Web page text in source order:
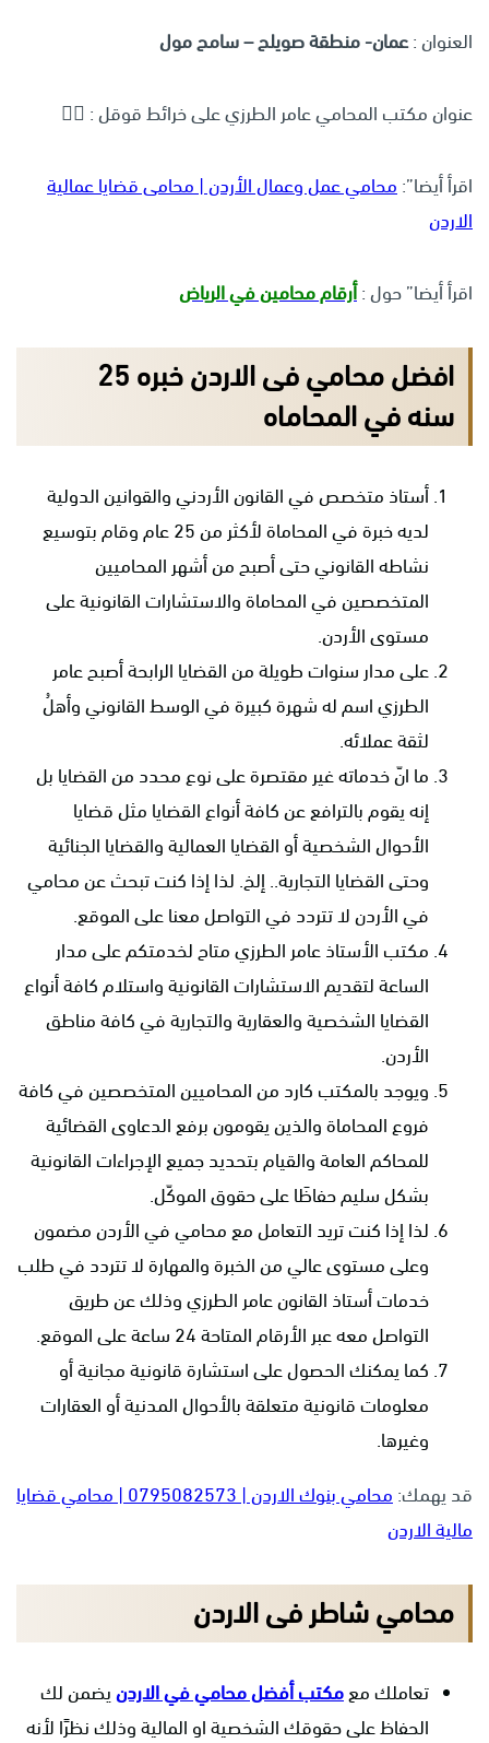
العنوان :عمان- منطقة صويلح – سامح مول
عنوان مكتب المحامي عامر الطرزي على خرائط قوقل : 👇🏻
اقرأ أيضا”: محامي عمل وعمال الأردن | محامى قضايا عمالية
الاردن
اقرأ أيضا” حول :أرقام محامين في الرياض
افضل محامي فى الاردن خبره 25
سنه في المحاماه
أستاذ متخصص في القانون الأردني والقوانين الدولية
لديه خبرة في المحاماة لأكثر من 25 عام وقام بتوسيع
نشاطه القانوني حتى أصبح من أشهر المحاميين
المتخصصين في المحاماة والاستشارات القانونية على
مستوى الأردن.
على مدار سنوات طويلة من القضايا الرابحة أصبح عامر
الطرزي اسم له شهرة كبيرة في الوسط القانوني وأهلُ
لثقة عملائه.
ما انّ خدماته غير مقتصرة على نوع محدد من القضايا بل
إنه يقوم بالترافع عن كافة أنواع القضايا مثل قضايا
الأحوال الشخصية أو القضايا العمالية والقضايا الجنائية
وحتى القضايا التجارية.. إلخ. لذا إذا كنت تبحث عن محامي
في الأردن لا تتردد في التواصل معنا على الموقع.
مكتب الأستاذ عامر الطرزي متاح لخدمتكم على مدار
الساعة لتقديم الاستشارات القانونية واستلام كافة أنواع
القضايا الشخصية والعقارية والتجارية في كافة مناطق
الأردن.
ويوجد بالمكتب كارد من المحاميين المتخصصين في كافة
فروع المحاماة والذين يقومون برفع الدعاوى القضائية
للمحاكم العامة والقيام بتحديد جميع الإجراءات القانونية
بشكل سليم حفاظَا على حقوق الموكّل.
لذا إذا كنت تريد التعامل مع محامي في الأردن مضمون
وعلى مستوى عالي من الخبرة والمهارة لا تتردد في طلب
خدمات أستاذ القانون عامر الطرزي وذلك عن طريق
التواصل معه عبر الأرقام المتاحة 24 ساعة على الموقع.
كما يمكنك الحصول على استشارة قانونية مجانية أو
معلومات قانونية متعلقة بالأحوال المدنية أو العقارات
وغيرها.
قد يهمك:
محامي بنوك الاردن | 0795082573 | محامي قضايا
مالية الاردن
محامي شاطر فى الاردن
تعاملك معمكتب أفضل محامي في الاردنيضمن لك
الحفاظ على حقوقك الشخصية او المالية وذلك نظرًا لأنه